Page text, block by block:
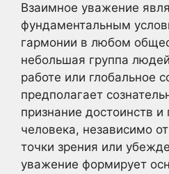
Взаимное уважение
фундаментальным
гармонии в любом
небольшая группа
работе или глобальное
предполагает
признание достоинств
человека, независимо
точки зрения или
уважение формирует